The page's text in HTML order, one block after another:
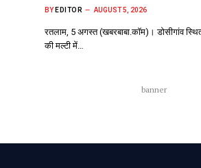
BY EDITOR AUGUST 5, 2026
रतलाम, 5 अगस्त (खबरबाबा.कॉम)। डोसीगांव
की मल्टी में…
banner